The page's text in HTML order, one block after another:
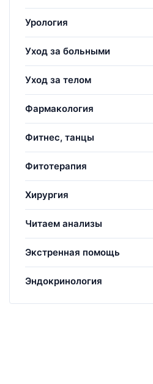
Урология
Уход за больными
Уход за телом
Фармакология
Фитнес, танцы
Фитотерапия
Хирургия
Читаем анализы
Экстренная помощь
Эндокринология